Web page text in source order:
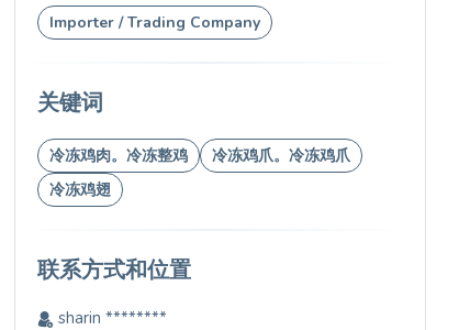
Importer / Trading Company
关键词
冷冻鸡肉。冷冻整鸡
冷冻鸡爪。冷冻鸡爪
冷冻鸡翅
联系方式和位置
sharin ********